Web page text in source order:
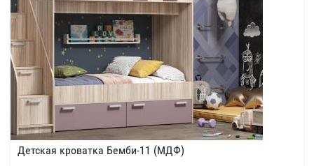
Детская кроватка Бемби-11 (МДФ)